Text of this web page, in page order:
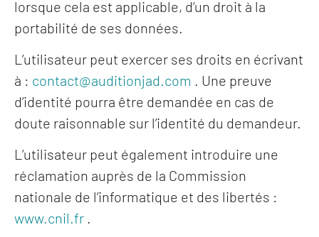
lorsque cela est applicable, d’un droit à la
portabilité de ses données.
L’utilisateur peut exercer ses droits en écrivant
à : contact@auditionjad.com . Une preuve
d’identité pourra être demandée en cas de
doute raisonnable sur l’identité du demandeur.
L’utilisateur peut également introduire une
réclamation auprès de la Commission
nationale de l’informatique et des libertés :
www.cnil.fr .